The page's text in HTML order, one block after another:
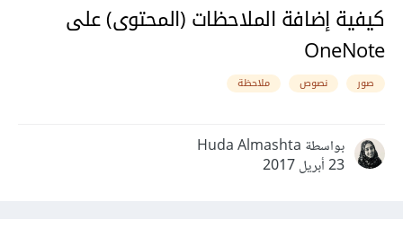
كيفية إضافة الملاحظات (المحتوى) على
OneNote
صور نصوص ملاحظة
بواسطة Huda Almashta
23 أبريل 2017